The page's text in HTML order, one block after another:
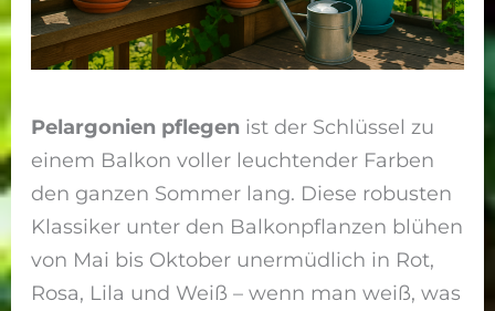
Pelargonien pflegen ist der Schlüssel zu
einem Balkon voller leuchtender Farben
den ganzen Sommer lang. Diese robusten
Klassiker unter den Balkonpflanzen blühen
von Mai bis Oktober unermüdlich in Rot,
Rosa, Lila und Weiß – wenn man weiß, was